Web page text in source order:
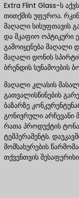
Extra Flint Glass-ს
თითქმის უფეროა.
მაღალი სისუფთავის
და მკაფიო ოპტიკური
გამოიყენება მაღალი
მაღალი დონის
ბრენდის სუნამოების
მაღალი კლასის
გათვალისწინების
ბაზარზე
გონივრული არჩევანი
რათა პროდუქტის
ტემპერამენტს.
მომსახურების
თქვენთვის